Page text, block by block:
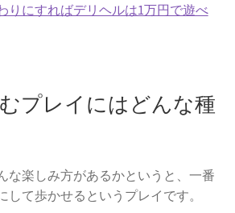
りにすればデリヘルは1万円で遊べ
プレイにはどんな種
な楽しみ方があるかというと、一番
して歩かせるというプレイです。